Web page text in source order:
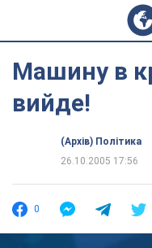
Машину в
вийде!
(Архів) Політика
26.10.2005 17:56
0